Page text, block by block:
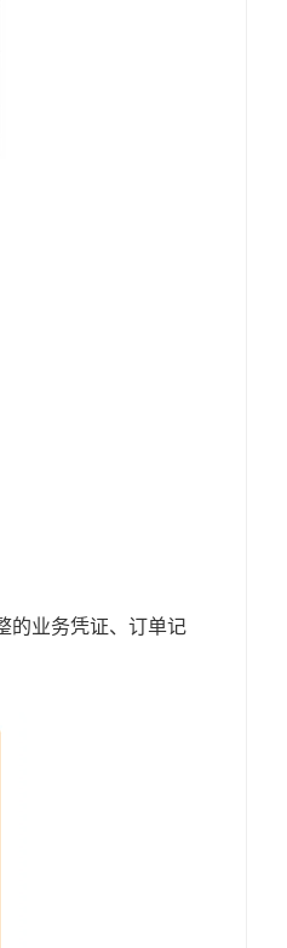
的业务凭证、订单记